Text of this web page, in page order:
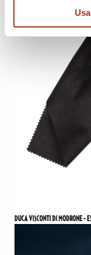
DUCA VISCONTI DI MODRONE -